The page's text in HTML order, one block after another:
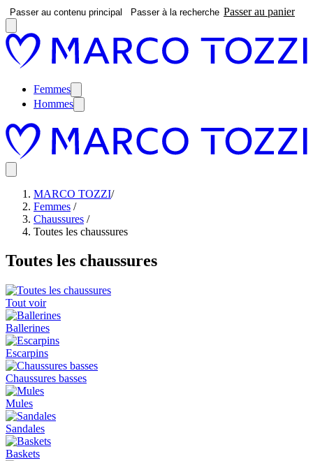
Passer au contenu principal Passer à la recherche Passer au panier
Femmes
Hommes
MARCO TOZZI/
Femmes /
Chaussures /
Toutes les chaussures
Toutes les chaussures
Tout voir
Ballerines
Escarpins
Chaussures basses
Mules
Sandales
Baskets